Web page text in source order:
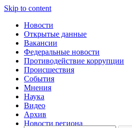
Skip to content
Новости
Открытые данные
Вакансии
Федеральные новости
Противодействие коррупции
Происшествия
События
Мнения
Наука
Видео
Архив
Новости региона